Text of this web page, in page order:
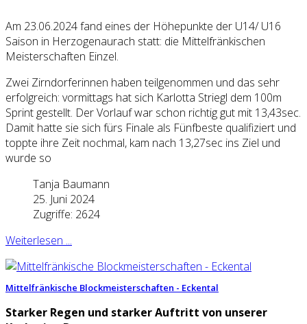
Am 23.06.2024 fand eines der Höhepunkte der U14/ U16
Saison in Herzogenaurach statt: die Mittelfränkischen
Meisterschaften Einzel.
Zwei Zirndorferinnen haben teilgenommen und das sehr
erfolgreich: vormittags hat sich Karlotta Striegl dem 100m
Sprint gestellt. Der Vorlauf war schon richtig gut mit 13,43sec.
Damit hatte sie sich fürs Finale als Fünfbeste qualifiziert und
toppte ihre Zeit nochmal, kam nach 13,27sec ins Ziel und
wurde so
Tanja Baumann
25. Juni 2024
Zugriffe: 2624
Weiterlesen ...
Mittelfränkische Blockmeisterschaften - Eckental
Starker Regen und starker Auftritt von unserer